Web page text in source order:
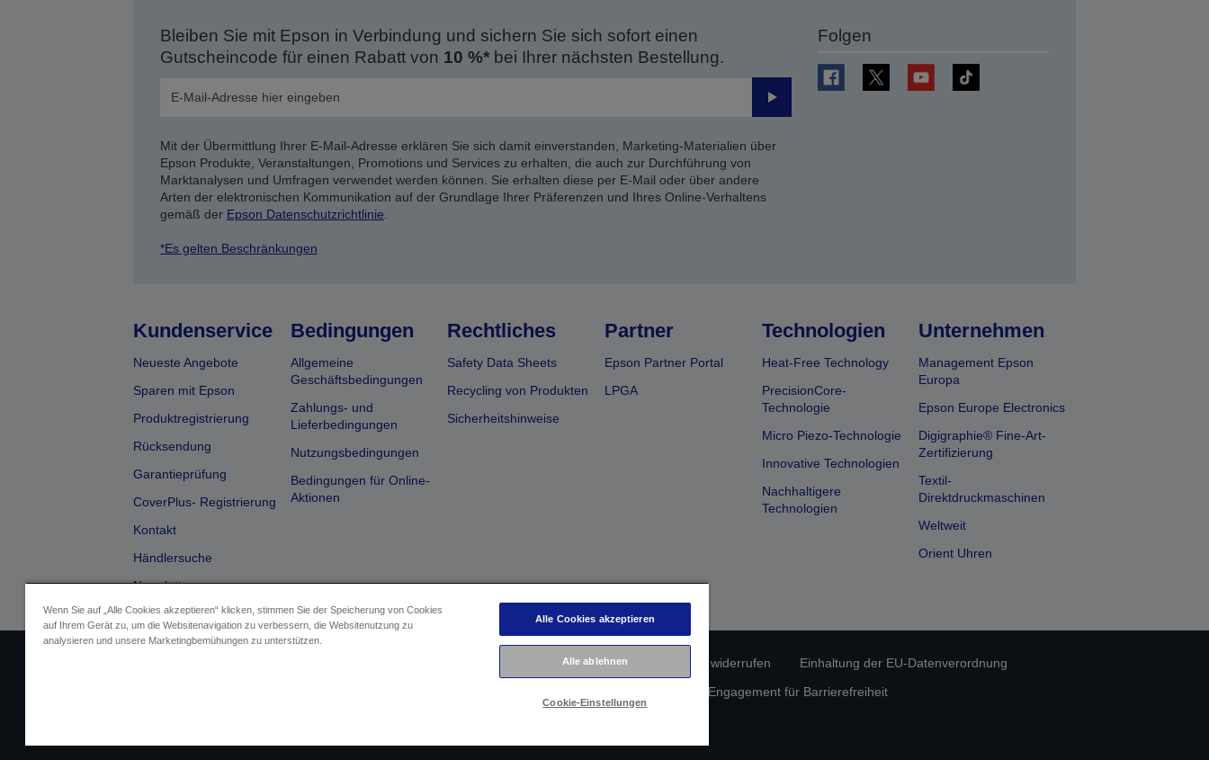
Bleiben Sie mit Epson in Verbindung und sichern Sie sich sofort einen
Gutscheincode für einen Rabatt von 10 %*bei Ihrer nächsten Bestellung.
Senden
Mit der Übermittlung Ihrer E-Mail-Adresse erklären Sie sich damit einverstanden, Marketing-Materialien über
Epson Produkte, Veranstaltungen, Promotions und Services zu erhalten, die auch zur Durchführung von
Marktanalysen und Umfragen verwendet werden können. Sie erhalten diese per E-Mail oder über andere
Arten der elektronischen Kommunikation auf der Grundlage Ihrer Präferenzen und Ihres Online-Verhaltens
gemäß der Epson Datenschutzrichtlinie
*Es gelten Beschränkungen
Folgen
Kundenservice
Neueste Angebote
Sparen mit Epson
Produktregistrierung
Rücksendung
Garantieprüfung
CoverPlus- Registrierung
Kontakt
Händlersuche
Newsletter
Bedingungen
Allgemeine
Geschäftsbedingungen
Zahlungs- und
Lieferbedingungen
Nutzungsbedingungen
Bedingungen für Online-
Aktionen
Rechtliches
Safety Data Sheets
Recycling von Produkten
Sicherheitshinweise
Partner
Epson Partner Portal
LPGA
Technologien
Heat-Free Technology
PrecisionCore-
Technologie
Micro Piezo-Technologie
Innovative Technologien
Nachhaltigere
Technologien
Unternehmen
Management Epson
Europa
Epson Europe Electronics
Digigraphie® Fine-Art-
Zertifizierung
Textil-
Direktdruckmaschinen
Weltweit
Orient Uhren
Datenschutzrichtlinie Vertrag widerrufen
Einhaltung der EU-Datenverordnung
Epson Engagement für Barrierefreiheit
Wenn Sie auf „Alle Cookies akzeptieren“ klicken, stimmen Sie der Speicherung von Cookies
auf Ihrem Gerät zu, um die Websitenavigation zu verbessern, die Websitenutzung zu
analysieren und unsere Marketingbemühungen zu unterstützen.
Alle Cookies akzeptieren
Alle ablehnen
Cookie-Einstellungen